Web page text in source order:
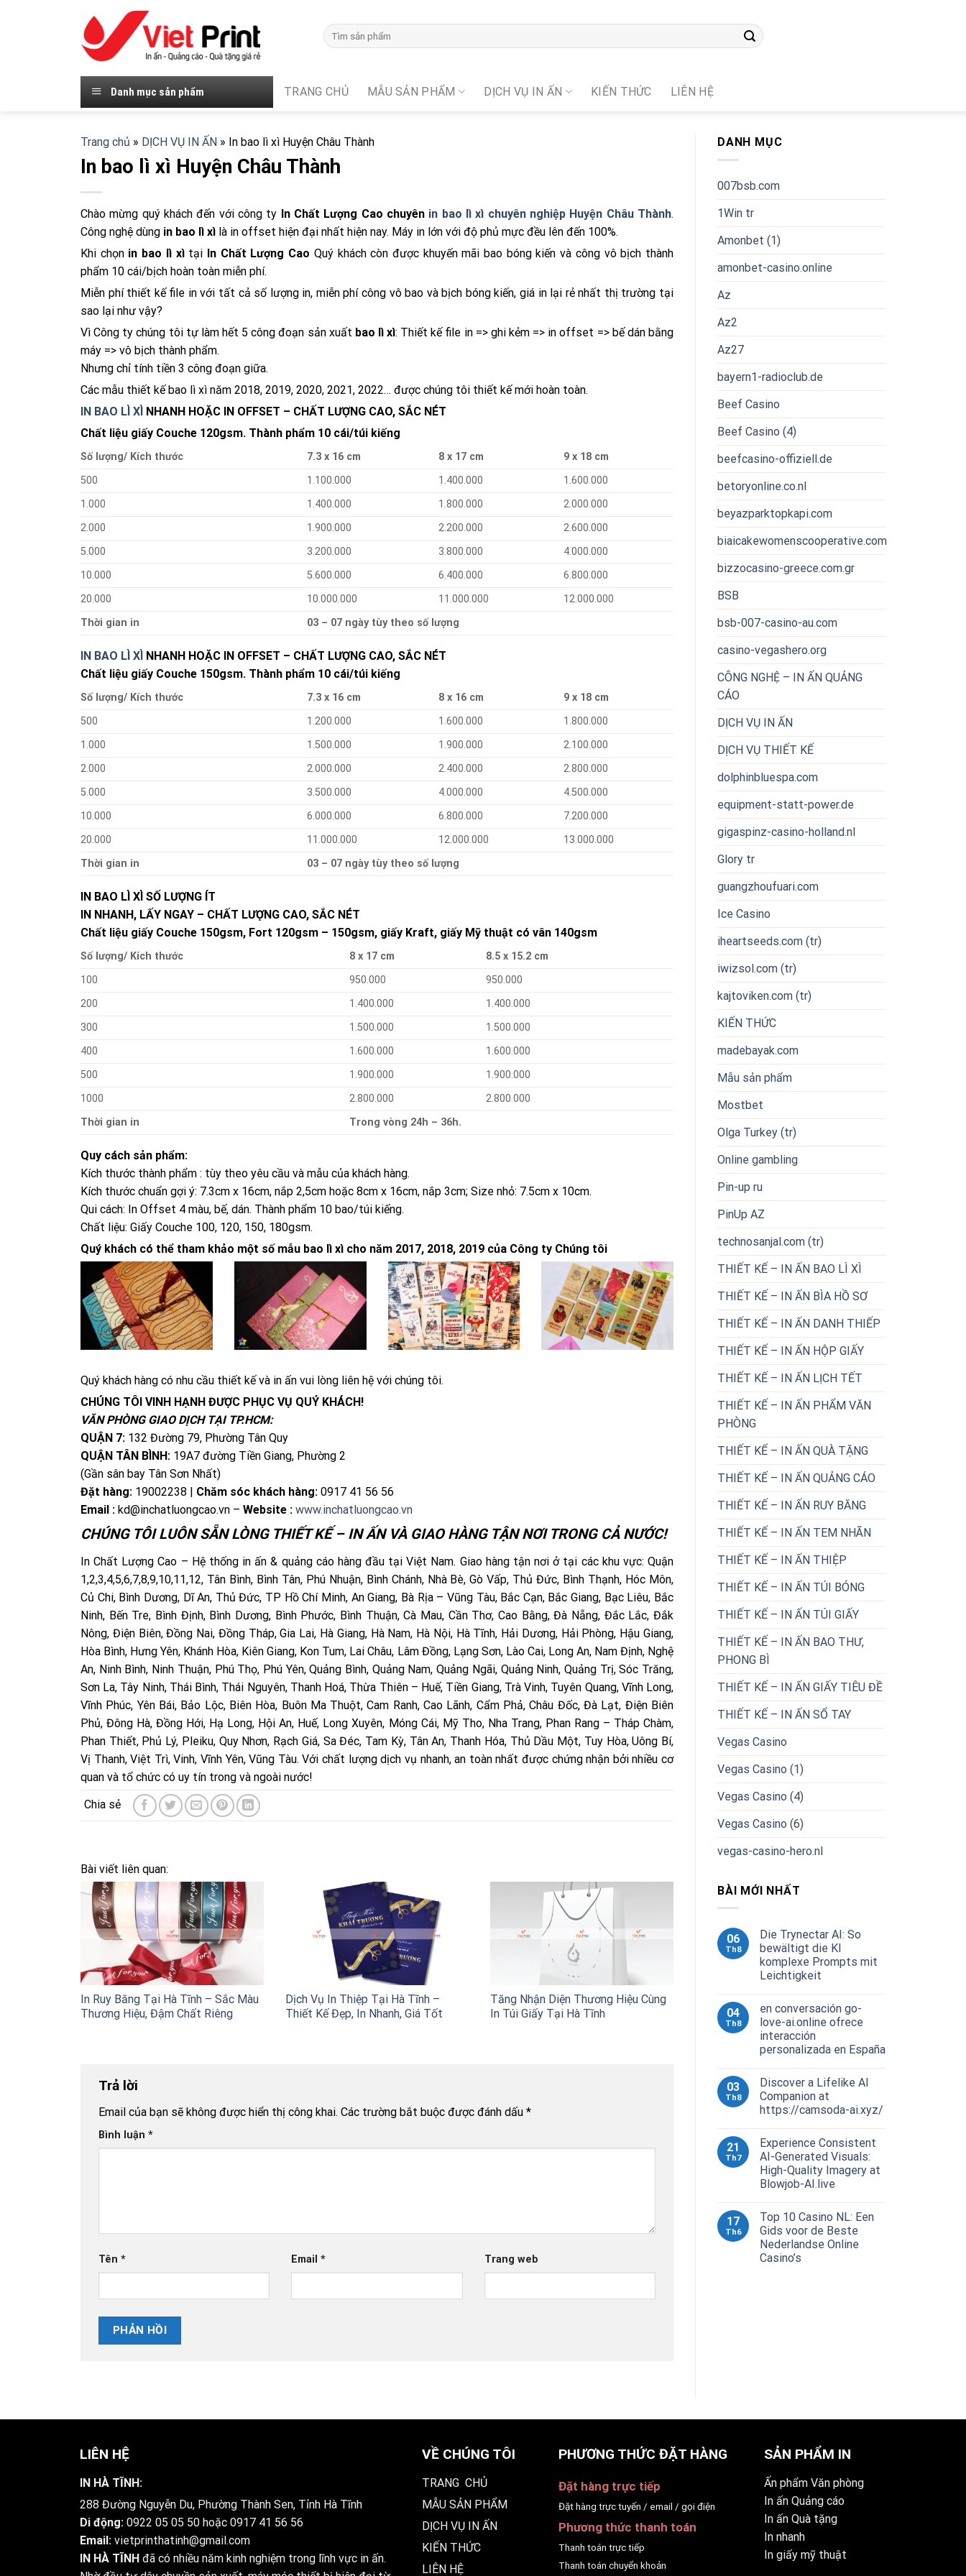
Danh mục sản phẩm TRANG CHỦ MẪU SẢN PHẨM DỊCH VỤ IN ẤN KIẾN THỨC LIÊN HỆ
Trang chủ » DỊCH VỤ IN ẤN » In bao lì xì Huyện Châu Thành
In bao lì xì Huyện Châu Thành
Chào mừng quý khách đến với công ty In Chất Lượng Cao chuyên in bao lì xì chuyên nghiệp Huyện Châu Thành.
Công nghệ dùng in bao lì xì là in offset hiện đại nhất hiện nay. Máy in lớn với độ phủ mực đều lên đến 100%.
Khi chọn in bao lì xìtại In Chất Lượng Cao Quý khách còn được khuyến mãi bao bóng kiến và công vô bịch thành
phẩm 10 cái/bịch hoàn toàn miễn phí.
Miễn phí thiết kế file in với tất cả số lượng in, miễn phí công vô bao và bịch bóng kiến, giá in lại rẻ nhất thị trường tại
sao lại như vậy?
Vì Công ty chúng tôi tự làm hết 5 công đoạn sản xuất bao lì xì: Thiết kế file in => ghi kẻm => in offset => bế dán bằng
máy => vô bịch thành phẩm.
Nhưng chỉ tính tiền 3 công đoạn giữa.
Các mẫu thiết kế bao lì xì năm 2018, 2019, 2020, 2021, 2022… được chúng tôi thiết kế mới hoàn toàn.
IN BAO LÌ XÌ NHANH HOẶC IN OFFSET – CHẤT LƯỢNG CAO, SẮC NÉT
Chất liệu giấy Couche 120gsm. Thành phẩm 10 cái/túi kiếng
Số lượng/ Kích thước 7.3 x 16 cm 8 x 17 cm
9 x 18 cm
500
1.100.000 1.400.000
1.600.000
1.000
1.400.000 1.800.000
2.000.000
2.000
1.900.000 2.200.000
2.600.000
5.000
3.200.000 3.800.000
4.000.000
10.000
5.600.000 6.400.000
6.800.000
20.000
10.000.000 11.000.000
12.000.000
Thời gian in
03 – 07 ngày tùy theo số lượng
IN BAO LÌ XÌ NHANH HOẶC IN OFFSET – CHẤT LƯỢNG CAO, SẮC NÉT
Chất liệu giấy Couche 150gsm. Thành phẩm 10 cái/túi kiếng
Số lượng/ Kích thước 7.3 x 16 cm 8 x 16 cm
9 x 18 cm
500
1.200.000 1.600.000
1.800.000
1.000
1.500.000 1.900.000
2.100.000
2.000
2.000.000 2.400.000
2.800.000
5.000
3.500.000 4.000.000
4.500.000
10.000
6.000.000 6.800.000
7.200.000
20.000
11.000.000 12.000.000
13.000.000
Thời gian in
03 – 07 ngày tùy theo số lượng
IN BAO LÌ XÌ SỐ LƯỢNG ÍT
IN NHANH, LẤY NGAY – CHẤT LƯỢNG CAO, SẮC NÉT
Chất liệu giấy Couche 150gsm, Fort 120gsm – 150gsm, giấy Kraft, giấy Mỹ thuật có vân 140gsm
Số lượng/ Kích thước 8 x 17 cm
8.5 x 15.2 cm
100
950.000
950.000
200
1.400.000
1.400.000
300
1.500.000
1.500.000
400
1.600.000
1.600.000
500
1.900.000
1.900.000
1000
2.800.000
2.800.000
Thời gian in
Trong vòng 24h – 36h.
Quy cách sản phẩm:
Kích thước thành phẩm : tùy theo yêu cầu và mẫu của khách hàng.
Kích thước chuẩn gợi ý: 7.3cm x 16cm, nắp 2,5cm hoặc 8cm x 16cm, nắp 3cm; Size nhỏ: 7.5cm x 10cm.
Qui cách: In Offset 4 màu, bế, dán. Thành phẩm 10 bao/túi kiếng.
Chất liệu: Giấy Couche 100, 120, 150, 180gsm.
Quý khách có thể tham khảo một số mẫu bao lì xì cho năm 2017, 2018, 2019 của Công ty Chúng tôi
Quý khách hàng có nhu cầu thiết kế và in ấn vui lòng liên hệ với chúng tôi.
CHÚNG TÔI VINH HẠNH ĐƯỢC PHỤC VỤ QUÝ KHÁCH!
VĂN PHÒNG GIAO DỊCH TẠI TP.HCM:
QUẬN 7: 132 Đường 79, Phường Tân Quy
QUẬN TÂN BÌNH: 19A7 đường Tiền Giang, Phường 2
(Gần sân bay Tân Sơn Nhất)
Đặt hàng: 19002238 | Chăm sóc khách hàng: 0917 41 56 56
Email : kd@inchatluongcao.vn – Website : www.inchatluongcao.vn
CHÚNG TÔI LUÔN SẴN LÒNG THIẾT KẾ – IN ẤN VÀ GIAO HÀNG TẬN NƠI TRONG CẢ NƯỚC!
In Chất Lượng Cao – Hệ thống in ấn & quảng cáo hàng đầu tại Việt Nam. Giao hàng tận nơi ở tại các khu vực: Quận
1,2,3,4,5,6,7,8,9,10,11,12, Tân Bình, Bình Tân, Phú Nhuận, Bình Chánh, Nhà Bè, Gò Vấp, Thủ Đức, Bình Thạnh, Hóc Môn,
Củ Chi, Bình Dương, Dĩ An, Thủ Đức, TP Hồ Chí Minh, An Giang, Bà Rịa – Vũng Tàu, Bắc Cạn, Bắc Giang, Bạc Liêu, Bắc
Ninh, Bến Tre, Bình Định, Bình Dương, Bình Phước, Bình Thuận, Cà Mau, Cần Thơ, Cao Bằng, Đà Nẵng, Đắc Lắc, Đắk
Nông, Điện Biên, Đồng Nai, Đồng Tháp, Gia Lai, Hà Giang, Hà Nam, Hà Nội, Hà Tĩnh, Hải Dương, Hải Phòng, Hậu Giang,
Hòa Bình, Hưng Yên, Khánh Hòa, Kiên Giang, Kon Tum, Lai Châu, Lâm Đồng, Lạng Sơn, Lào Cai, Long An, Nam Định, Nghệ
An, Ninh Bình, Ninh Thuận, Phú Thọ, Phú Yên, Quảng Bình, Quảng Nam, Quảng Ngãi, Quảng Ninh, Quảng Trị, Sóc Trăng,
Sơn La, Tây Ninh, Thái Bình, Thái Nguyên, Thanh Hoá, Thừa Thiên – Huế, Tiền Giang, Trà Vinh, Tuyên Quang, Vĩnh Long,
Vĩnh Phúc, Yên Bái, Bảo Lộc, Biên Hòa, Buôn Ma Thuột, Cam Ranh, Cao Lãnh, Cẩm Phả, Châu Đốc, Đà Lạt, Điện Biên
Phủ, Đông Hà, Đồng Hới, Hạ Long, Hội An, Huế, Long Xuyên, Móng Cái, Mỹ Tho, Nha Trang, Phan Rang – Tháp Chàm,
Phan Thiết, Phủ Lý, Pleiku, Quy Nhơn, Rạch Giá, Sa Đéc, Tam Kỳ, Tân An, Thanh Hóa, Thủ Dầu Một, Tuy Hòa, Uông Bí,
Vị Thanh, Việt Trì, Vinh, Vĩnh Yên, Vũng Tàu. Với chất lượng dịch vụ nhanh, an toàn nhất được chứng nhận bởi nhiều cơ
quan và tổ chức có uy tín trong và ngoài nước!
Bài viết liên quan:
In Ruy Băng Tại Hà Tĩnh – Sắc Màu
Thương Hiệu, Đậm Chất Riêng
Dịch Vụ In Thiệp Tại Hà Tĩnh –
Thiết Kế Đẹp, In Nhanh, Giá Tốt
Tăng Nhận Diện Thương Hiệu Cùng
In Túi Giấy Tại Hà Tĩnh
Trả lời
Email của bạn sẽ không được hiển thị công khai. Các trường bắt buộc được đánh dấu *
Bình luận *
Tên * Email* Trang web
DANH MỤC
007bsb.com
1Win tr
Amonbet (1)
amonbet-casino.online
Az
Az2
Az27
bayern1-radioclub.de
Beef Casino
Beef Casino (4)
beefcasino-offiziell.de
betoryonline.co.nl
beyazparktopkapi.com
biaicakewomenscooperative.com
bizzocasino-greece.com.gr
BSB
bsb-007-casino-au.com
casino-vegashero.org
CÔNG NGHỆ – IN ẤN QUẢNG
CÁO
DỊCH VỤ IN ẤN
DỊCH VỤ THIẾT KẾ
dolphinbluespa.com
equipment-statt-power.de
gigaspinz-casino-holland.nl
Glory tr
guangzhoufuari.com
Ice Casino
iheartseeds.com (tr)
iwizsol.com (tr)
kajtoviken.com (tr)
KIẾN THỨC
madebayak.com
Mẫu sản phẩm
Mostbet
Olga Turkey (tr)
Online gambling
Pin-up ru
PinUp AZ
technosanjal.com (tr)
THIẾT KẾ – IN ẤN BAO LÌ XÌ
THIẾT KẾ – IN ẤN BÌA HỒ SƠ
THIẾT KẾ – IN ẤN DANH THIẾP
THIẾT KẾ – IN ẤN HỘP GIẤY
THIẾT KẾ – IN ẤN LỊCH TẾT
THIẾT KẾ – IN ẤN PHẨM VĂN
PHÒNG
THIẾT KẾ – IN ẤN QUÀ TẶNG
THIẾT KẾ – IN ẤN QUẢNG CÁO
THIẾT KẾ – IN ẤN RUY BĂNG
THIẾT KẾ – IN ẤN TEM NHÃN
THIẾT KẾ – IN ẤN THIỆP
THIẾT KẾ – IN ẤN TÚI BÓNG
THIẾT KẾ – IN ẤN TÚI GIẤY
THIẾT KẾ – IN ẤN BAO THƯ,
PHONG BÌ
THIẾT KẾ – IN ẤN GIẤY TIÊU ĐỀ
THIẾT KẾ – IN ẤN SỔ TAY
Vegas Casino
Vegas Casino (1)
Vegas Casino (4)
Vegas Casino (6)
vegas-casino-hero.nl
BÀI MỚI NHẤT
06
Th8
Die Trynectar AI: So
bewältigt die KI
komplexe Prompts mit
Leichtigkeit
04
Th8
en conversación go-
love-ai.online ofrece
interacción
personalizada en España
03
Th8
Discover a Lifelike AI
Companion at
https://camsoda-ai.xyz/
21
Th7
Experience Consistent
AI-Generated Visuals:
High-Quality Imagery at
Blowjob-AI.live
17
Th6
Top 10 Casino NL: Een
Gids voor de Beste
Nederlandse Online
Casino’s
LIÊN HỆ
IN HÀ TĨNH:
288 Đường Nguyễn Du, Phường Thành Sen, Tỉnh Hà Tĩnh
Di động: 0922 05 05 50hoặc 0917 41 56 56
Email: vietprinthatinh@gmail.com
IN HÀ TĨNH đã có nhiều năm kinh nghiệm trong lĩnh vực in ấn.
VỀ CHÚNG TÔI
TRANG CHỦ
MẪU SẢN PHẨM
DỊCH VỤ IN ẤN
KIẾN THỨC
LIÊN HỆ
PHƯƠNG THỨC ĐẶT HÀNG
Đặt hàng trực tiếp
Đặt hàng trực tuyến / email / gọi điện
Phương thức thanh toán
Thanh toán trực tiếp
Thanh toán chuyển khoản
SẢN PHẨM IN
Ấn phẩm Văn phòng
In ấn Quảng cáo
In ấn Quà tặng
In nhanh
In giấy mỹ thuật